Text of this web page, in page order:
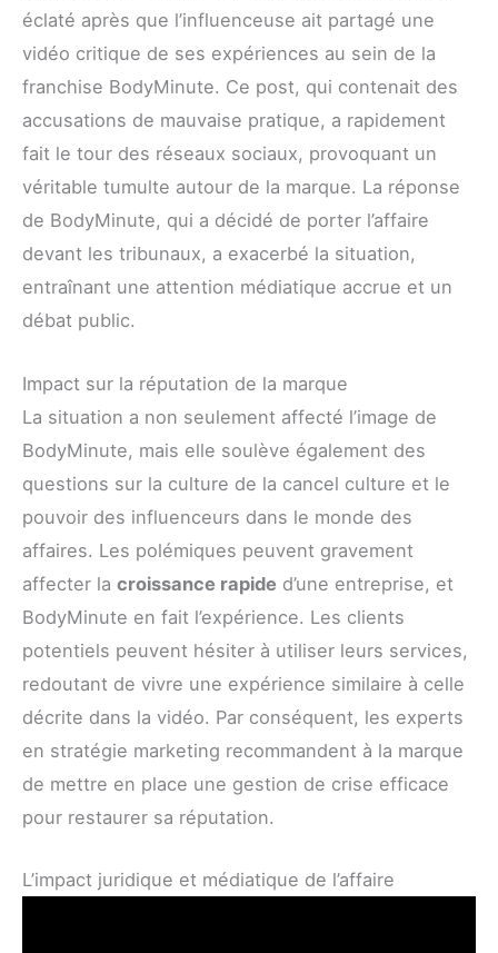
éclaté après que l’influenceuse ait partagé une
vidéo critique de ses expériences au sein de la
franchise BodyMinute. Ce post, qui contenait des
accusations de mauvaise pratique, a rapidement
fait le tour des réseaux sociaux, provoquant un
véritable tumulte autour de la marque. La réponse
de BodyMinute, qui a décidé de porter l’affaire
devant les tribunaux, a exacerbé la situation,
entraînant une attention médiatique accrue et un
débat public.
Impact sur la réputation de la marque
La situation a non seulement affecté l’image de
BodyMinute, mais elle soulève également des
questions sur la culture de la cancel culture et le
pouvoir des influenceurs dans le monde des
affaires. Les polémiques peuvent gravement
affecter la croissance rapide d’une entreprise, et
BodyMinute en fait l’expérience. Les clients
potentiels peuvent hésiter à utiliser leurs services,
redoutant de vivre une expérience similaire à celle
décrite dans la vidéo. Par conséquent, les experts
en stratégie marketing recommandent à la marque
de mettre en place une gestion de crise efficace
pour restaurer sa réputation.
L’impact juridique et médiatique de l’affaire